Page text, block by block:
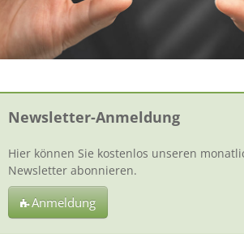
Newsletter-Anmeldung
Hier können Sie kostenlos unseren
Newsletter abonnieren.
Anmeldung